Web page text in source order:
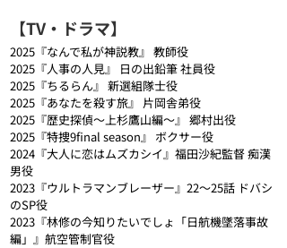
【TV・ドラマ】
2025『なんで私が神説教』 教師役
2025『人事の人見』 日の出鉛筆 社員役
2025『ちるらん』 新選組隊士役
2025『あなたを殺す旅』 片岡舎弟役
2025『歴史探偵〜上杉鷹山編〜』 郷村出役
2025『特捜9final season』 ボクサー役
2024『大人に恋はムズカシイ』福田沙紀監督 痴漢
男役
2023『ウルトラマンブレーザー』22～25話 ドバシ
のSP役
2023『林修の今知りたいでしょ「日航機墜落事故
編」』航空管制官役